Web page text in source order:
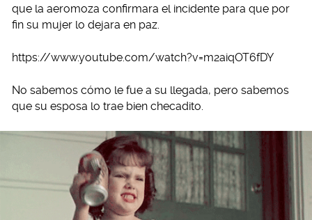
que la aeromoza confirmara el incidente para que por
fin su mujer lo dejara en paz.
https://www.youtube.com/watch?v=m2aiqOT6fDY
No sabemos cómo le fue a su llegada, pero sabemos
que su esposa lo trae bien checadito.